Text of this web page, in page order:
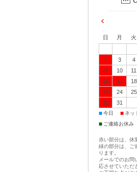
日 月 火
2
3 4
9
10 11
16
17 18
23
24 25
30
31
■今日 ■ネッ
■ ご連絡お休み
赤い部分は、休
緑の部分は、ご
ります。
メールでのお問
応させていただ